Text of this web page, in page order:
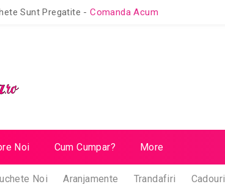
Sunt Pregatite -Comanda Acum
Noi Cum Cumpar? More
Noi Aranjamente Trandafiri Cadouri